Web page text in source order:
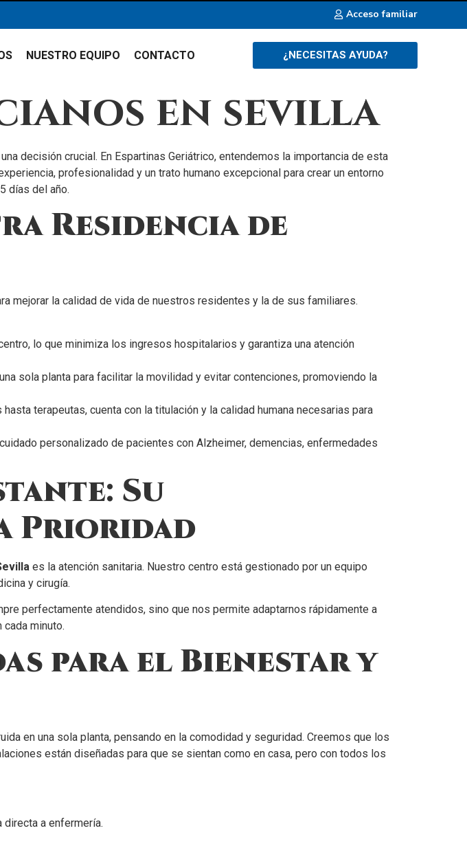
Acceso familiar
NUESTRO EQUIPO CONTACTO ¿NECESITAS AYUDA?
en sevilla
decisión crucial. En Espartinas Geriátrico, entendemos la importancia de esta
profesionalidad y un trato humano excepcional para crear un entorno
días del año.
Residencia de
mejorar la calidad de vida de nuestros residentes y la de sus familiares.
lo que minimiza los ingresos hospitalarios y garantiza una atención
sola planta para facilitar la movilidad y evitar contenciones, promoviendo la
terapeutas, cuenta con la titulación y la calidad humana necesarias para
personalizado de pacientes con Alzheimer, demencias, enfermedades
Su
Prioridad
es la atención sanitaria. Nuestro centro está gestionado por un equipo
y cirugía.
perfectamente atendidos, sino que nos permite adaptarnos rápidamente a
minuto.
para el Bienestar y
en una sola planta, pensando en la comodidad y seguridad. Creemos que los
están diseñadas para que se sientan como en casa, pero con todos los
a enfermería.